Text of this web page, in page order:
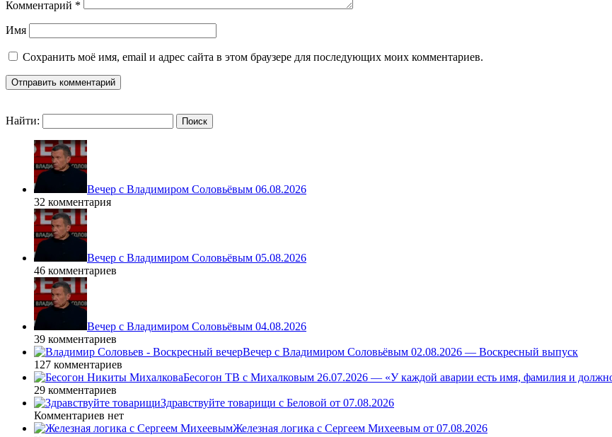
Комментарий *
Имя
Сохранить моё имя, email и адрес сайта в этом браузере для последующих моих комментариев.
Найти:
Вечер с Владимиром Соловьёвым 06.08.2026
32 комментария
Вечер с Владимиром Соловьёвым 05.08.2026
46 комментариев
Вечер с Владимиром Соловьёвым 04.08.2026
39 комментариев
Вечер с Владимиром Соловьёвым 02.08.2026 — Воскресный выпуск
127 комментариев
Бесогон ТВ с Михалковым 26.07.2026 — «У каждой аварии есть имя, фамилия и
29 комментариев
Здравствуйте товарищи с Беловой от 07.08.2026
Комментариев нет
Железная логика с Сергеем Михеевым от 07.08.2026